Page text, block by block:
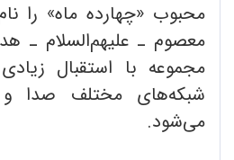
محبوب «چهارده ماه» را
معصوم ـ علیهم‌السلام ـ
مجموعه با استقبال
شبکه‌های مختلف صدا
می‌شود.